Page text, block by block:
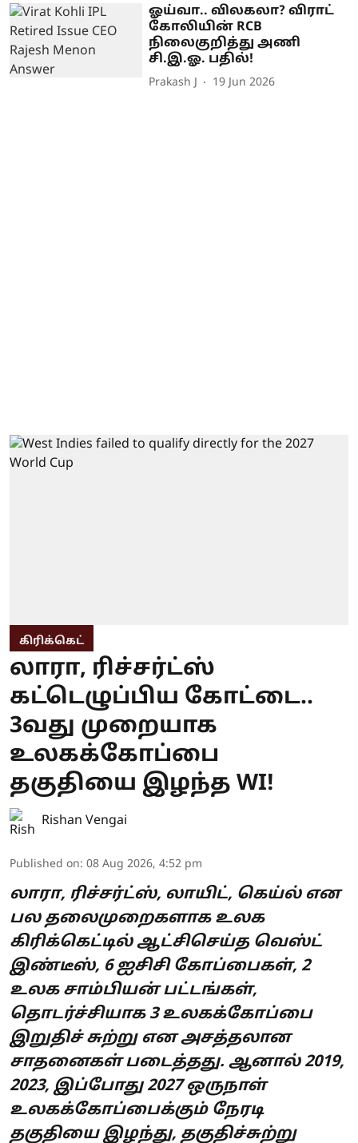
ஓய்வா.. விலகலா? விராட்
கோலியின் RCB
நிலைகுறித்து அணி
சி.இ.ஓ. பதில்!
Prakash J 19 Jun 2026
கிரிக்கெட்
லாரா, ரிச்சர்ட்ஸ்
கட்டெழுப்பிய கோட்டை..
3வது முறையாக
உலகக்கோப்பை
தகுதியை இழந்த WI!
Rishan Vengai
Published on: 08 Aug 2026, 4:52 pm
லாரா, ரிச்சர்ட்ஸ், லாயிட், கெய்ல் என
பல தலைமுறைகளாக உலக
கிரிக்கெட்டில் ஆட்சிசெய்த வெஸ்ட்
இண்டீஸ், 6 ஐசிசி கோப்பைகள், 2
உலக சாம்பியன் பட்டங்கள்,
தொடர்ச்சியாக 3 உலகக்கோப்பை
இறுதிச் சுற்று என அசத்தலான
சாதனைகள் படைத்தது. ஆனால் 2019,
2023, இப்போது 2027 ஒருநாள்
உலகக்கோப்பைக்கும் நேரடி
தகுதியை இழந்து, தகுதிச்சுற்று